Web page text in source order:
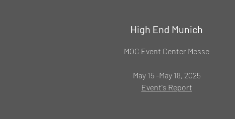
High End Munich
MOC Event Center Messe
May 15 -May 18, 2025
Event's Report